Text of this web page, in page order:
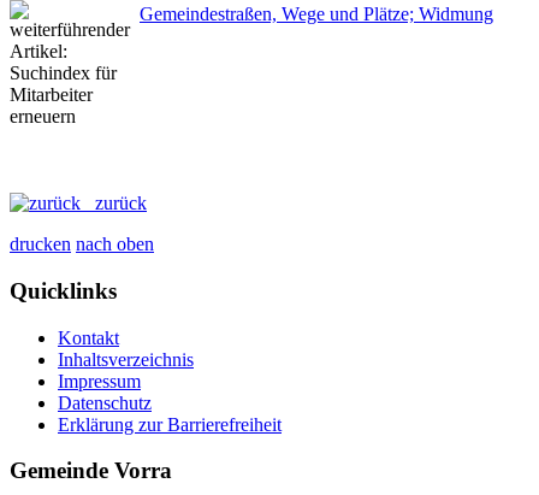
Gemeindestraßen, Wege und Plätze; Widmung
zurück
drucken nach oben
Quicklinks
Kontakt
Inhaltsverzeichnis
Impressum
Datenschutz
Erklärung zur Barrierefreiheit
Gemeinde Vorra